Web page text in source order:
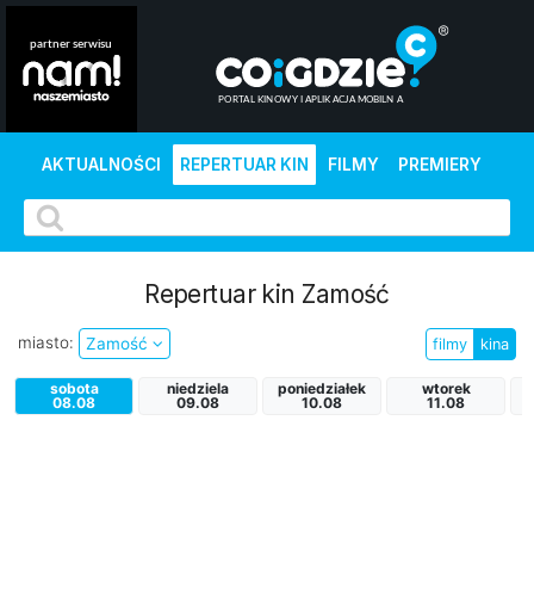
AKTUALNOŚCI REPERTUAR KIN FILMY PREMIERY
Repertuar kin Zamość
miasto: Zamość filmy kina
sobota
08.08
niedziela
09.08
poniedziałek
10.08
wtorek
11.08